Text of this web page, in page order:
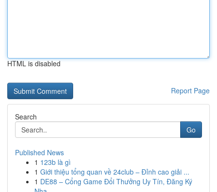
HTML is disabled
Report Page
Search
Go
Published News
1 123b là gì
1 Giới thiệu tổng quan về 24club – Đỉnh cao giải ...
1 DE88 – Cổng Game Đổi Thưởng Uy Tín, Đăng Ký